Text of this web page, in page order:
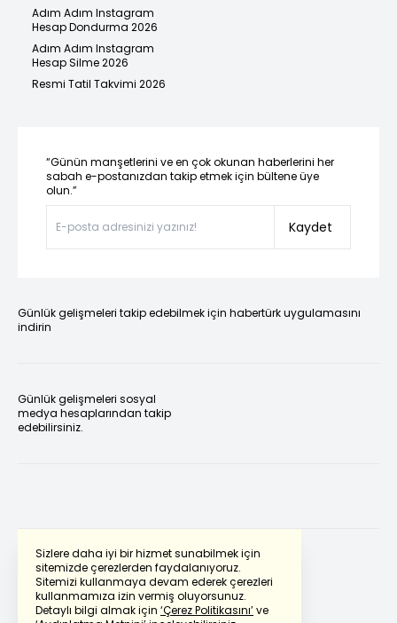
Sizlere daha iyi bir hizmet sunabilmek için
sitemizde çerezlerden faydalanıyoruz.
Sitemizi kullanmaya devam ederek çerezleri
kullanmamıza izin vermiş oluyorsunuz.
Detaylı bilgi almak için ‘Çerez Politikasını’ve
Adım Adım Instagram
Hesap Dondurma 2026
Adım Adım Instagram
Hesap Silme 2026
Resmi Tatil Takvimi 2026
“Günün manşetlerini ve en çok okunan haberlerini her
sabah e-postanızdan takip etmek için bültene üye
olun.”
Kaydet
Günlük gelişmeleri takip edebilmek için habertürk uygulamasını
indirin
Günlük gelişmeleri sosyal
medya hesaplarından takip
edebilirsiniz.
Powered by Translate